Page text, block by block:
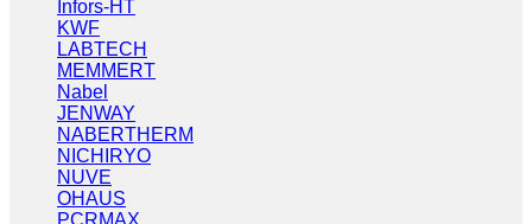
Infors-HT
KWF
LABTECH
MEMMERT
Nabel
JENWAY
NABERTHERM
NICHIRYO
NUVE
OHAUS
PCRMAX